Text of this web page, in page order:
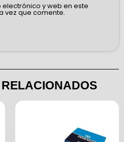
y web en este
vez que comente.